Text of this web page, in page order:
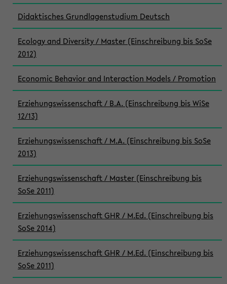
Didaktisches Grundlagenstudium Deutsch
Ecology and Diversity / Master (Einschreibung bis SoSe
2012)
Economic Behavior and Interaction Models / Promotion
Erziehungswissenschaft / B.A. (Einschreibung bis WiSe
12/13)
Erziehungswissenschaft / M.A. (Einschreibung bis SoSe
2013)
Erziehungswissenschaft / Master (Einschreibung bis
SoSe 2011)
Erziehungswissenschaft GHR / M.Ed. (Einschreibung bis
SoSe 2014)
Erziehungswissenschaft GHR / M.Ed. (Einschreibung bis
SoSe 2011)